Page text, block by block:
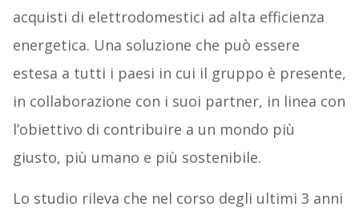
acquisti di elettrodomestici ad alta efficienza
energetica. Una soluzione che può essere
estesa a tutti i paesi in cui il gruppo è presente,
in collaborazione con i suoi partner, in linea con
l’obiettivo di contribuire a un mondo più
giusto, più umano e più sostenibile.
Lo studio rileva che nel corso degli ultimi 3 anni